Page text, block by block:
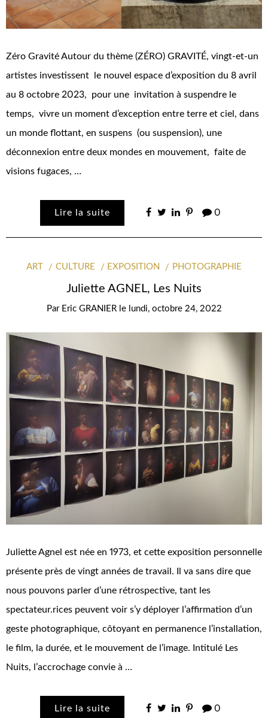
Zéro Gravité Autour du thème (ZÉRO) GRAVITÉ, vingt-et-un
artistes investissent le nouvel espace d’exposition du 8 avril
au 8 octobre 2023, pour une invitation à suspendre le
temps, vivre un moment d’exception entre terre et ciel, dans
un monde flottant, en suspens (ou suspension), une
déconnexion entre deux mondes en mouvement, faite de
visions fugaces, …
Lire la suite 0
ART CULTURE EXPOSITION PHOTOGRAPHIE
Juliette AGNEL, Les Nuits
Par Eric GRANIER le lundi, octobre 24, 2022
Juliette Agnel est née en 1973, et cette exposition personnelle
présente près de vingt années de travail. Il va sans dire que
nous pouvons parler d’une rétrospective, tant les
spectateur.rices peuvent voir s’y déployer l’affirmation d’un
geste photographique, côtoyant en permanence l’installation,
le film, la durée, et le mouvement de l’image. Intitulé Les
Nuits, l’accrochage convie à …
Lire la suite 0